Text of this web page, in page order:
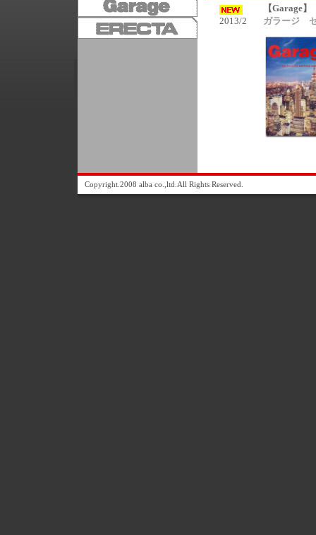
2013/2
【Garage】
ガラージ
Copyright.2008 alba co.,ltd.All Rights Reserved.